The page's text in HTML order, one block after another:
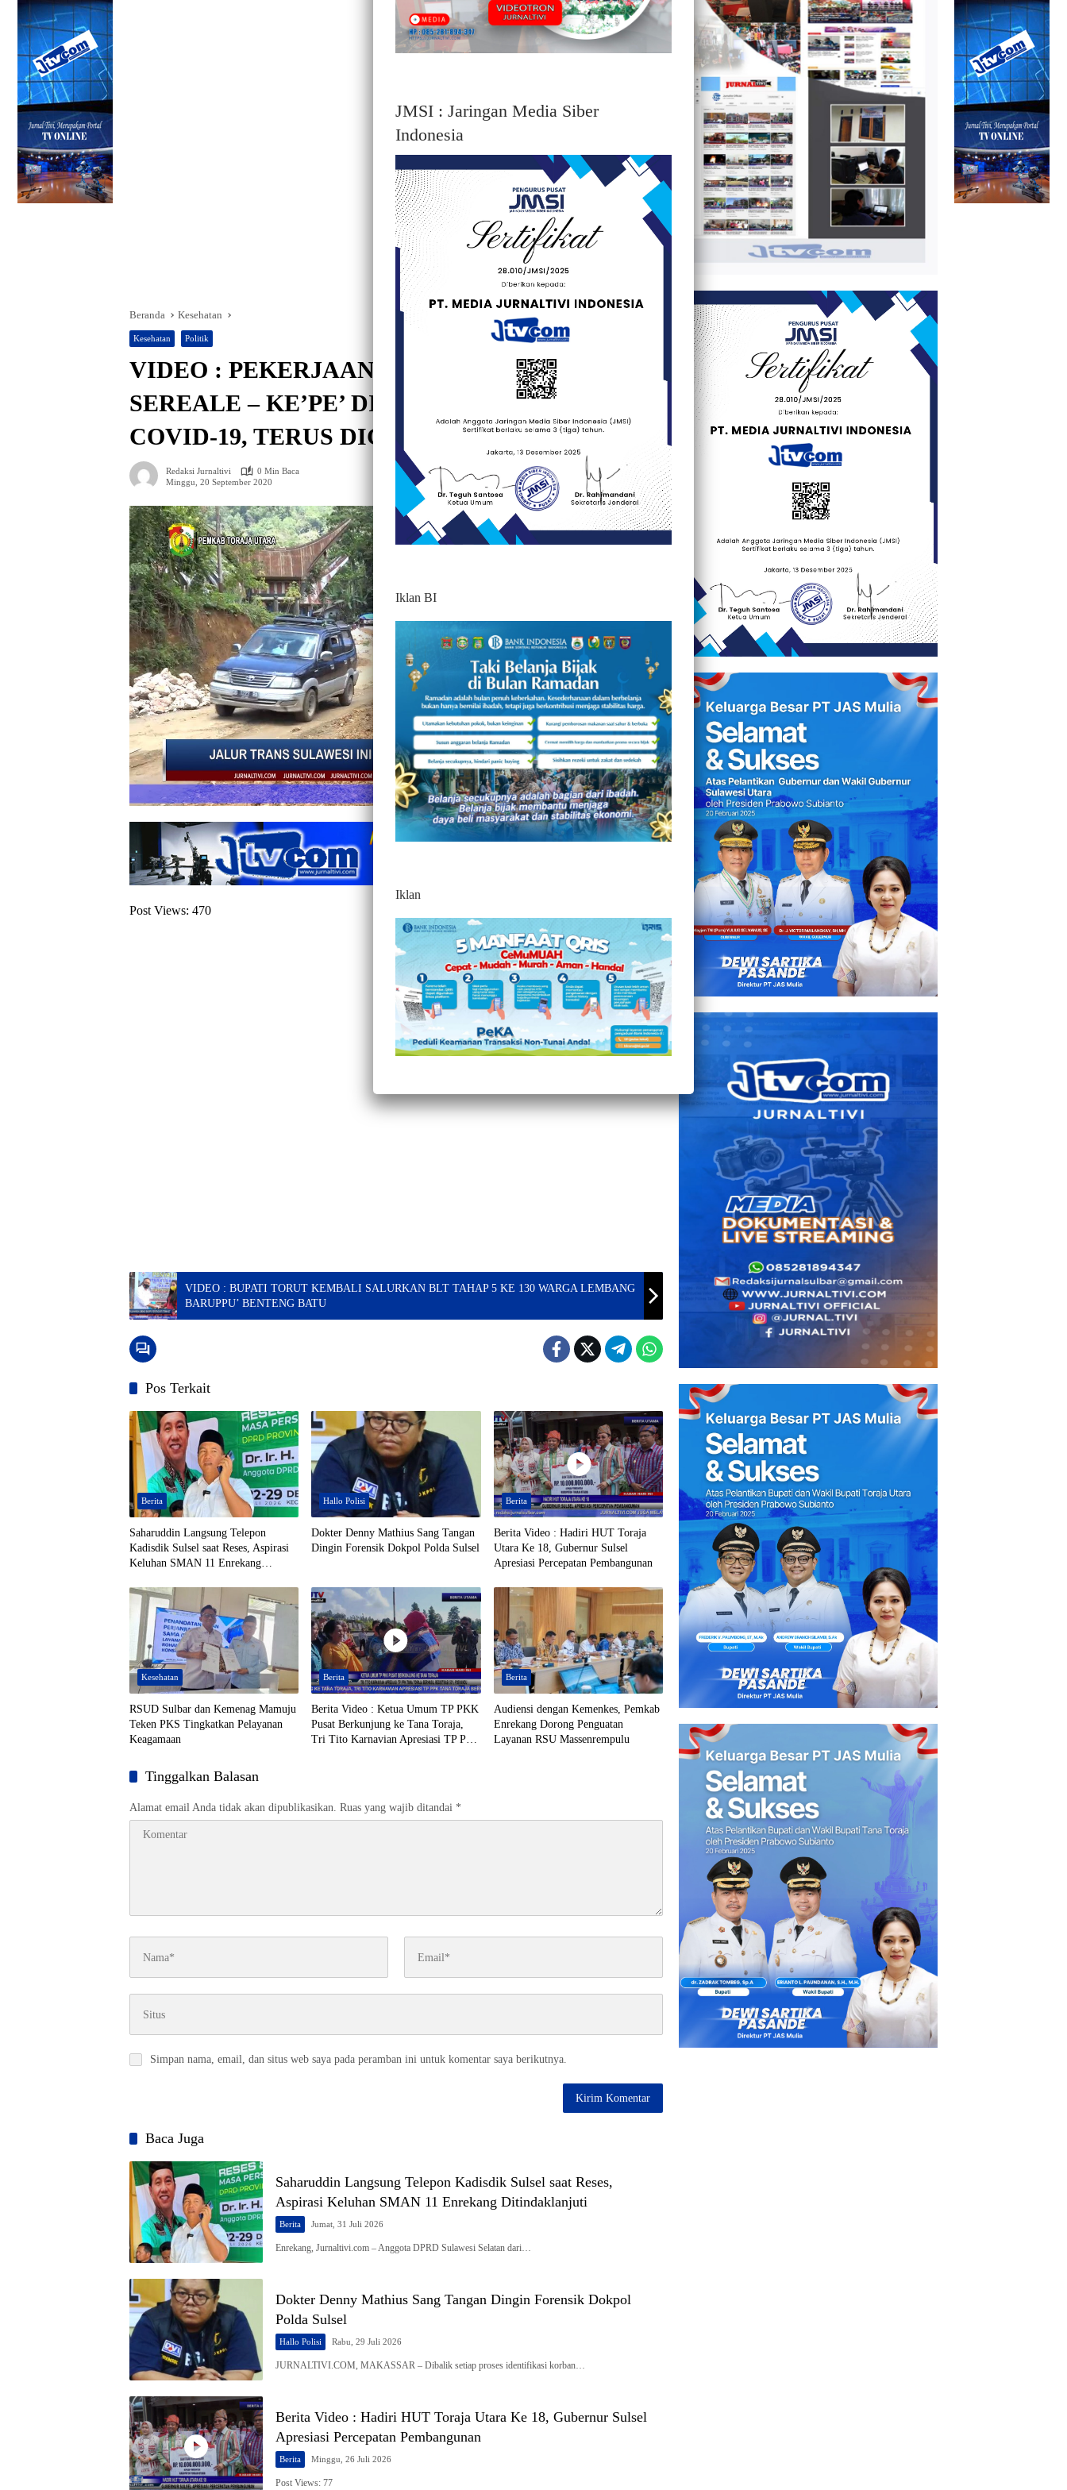
Beranda Kesehatan
Kesehatan Politik
VIDEO : PEKERJAAN JALAN POROS
SEREALE – KE’PE’ DITENGAH PANDEMI
COVID-19, TERUS DIGENJOT
Redaksi Jurnaltivi
0 Min Baca
Minggu, 20 September 2020
Post Views: 470
VIDEO : BUPATI TORUT KEMBALI SALURKAN BLT TAHAP 5 KE 130 WARGA LEMBANG
BARUPPU’ BENTENG BATU
Pos Terkait
Berita
Saharuddin Langsung Telepon
Kadisdik Sulsel saat Reses, Aspirasi
Keluhan SMAN 11 Enrekang
Hallo Polisi
Dokter Denny Mathius Sang Tangan
Dingin Forensik Dokpol Polda Sulsel
Berita
Berita Video : Hadiri HUT Toraja
Utara Ke 18, Gubernur Sulsel
Apresiasi Percepatan Pembangunan
Kesehatan
RSUD Sulbar dan Kemenag Mamuju
Teken PKS Tingkatkan Pelayanan
Keagamaan
Berita
Berita Video : Ketua Umum TP PKK
Pusat Berkunjung ke Tana Toraja,
Tri Tito Karnavian Apresiasi TP PPK
Berita
Audiensi dengan Kemenkes, Pemkab
Enrekang Dorong Penguatan
Layanan RSU Massenrempulu
Tinggalkan Balasan
Alamat email Anda tidak akan dipublikasikan. Ruas yang wajib ditandai *
Simpan nama, email, dan situs web saya pada peramban ini untuk komentar saya berikutnya.
Baca Juga
Saharuddin Langsung Telepon Kadisdik Sulsel saat Reses,
Aspirasi Keluhan SMAN 11 Enrekang Ditindaklanjuti
Berita Jumat, 31 Juli 2026
Enrekang, Jurnaltivi.com – Anggota DPRD Sulawesi Selatan dari…
Dokter Denny Mathius Sang Tangan Dingin Forensik Dokpol
Polda Sulsel
Hallo Polisi Rabu, 29 Juli 2026
JURNALTIVI.COM, MAKASSAR – Dibalik setiap proses identifikasi korban…
Berita Video : Hadiri HUT Toraja Utara Ke 18, Gubernur Sulsel
Apresiasi Percepatan Pembangunan
Berita Minggu, 26 Juli 2026
Post Views: 77
JMSI : Jaringan Media Siber
Indonesia
Iklan BI
Iklan